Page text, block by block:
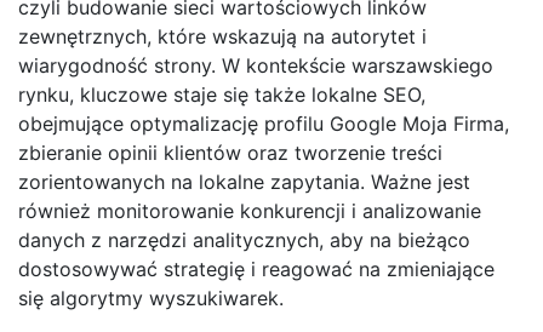
czyli budowanie sieci wartościowych linków
zewnętrznych, które wskazują na autorytet i
wiarygodność strony. W kontekście warszawskiego
rynku, kluczowe staje się także lokalne SEO,
obejmujące optymalizację profilu Google Moja Firma,
zbieranie opinii klientów oraz tworzenie treści
zorientowanych na lokalne zapytania. Ważne jest
również monitorowanie konkurencji i analizowanie
danych z narzędzi analitycznych, aby na bieżąco
dostosowywać strategię i reagować na zmieniające
się algorytmy wyszukiwarek.